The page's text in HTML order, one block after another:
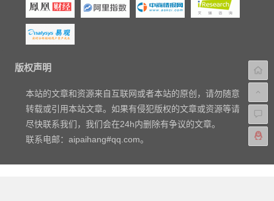
版权声明
本站的文章和资源来自互联网或者本站的原创，请勿随意
转载或引用本站文章。如果有侵犯版权的文章或资源等请
尽快联系我们，我们会在24h内删除有争议的文章。
联系电邮：aipaihang#qq.com。